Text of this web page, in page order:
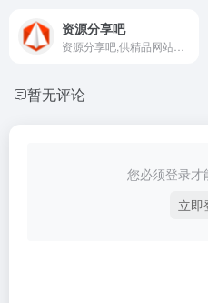
资源分享吧
暂无评论
您必须登录才
立即